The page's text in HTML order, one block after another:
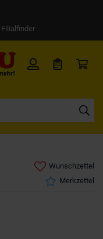
Filialfinder
Wunschzettel
Merkzettel